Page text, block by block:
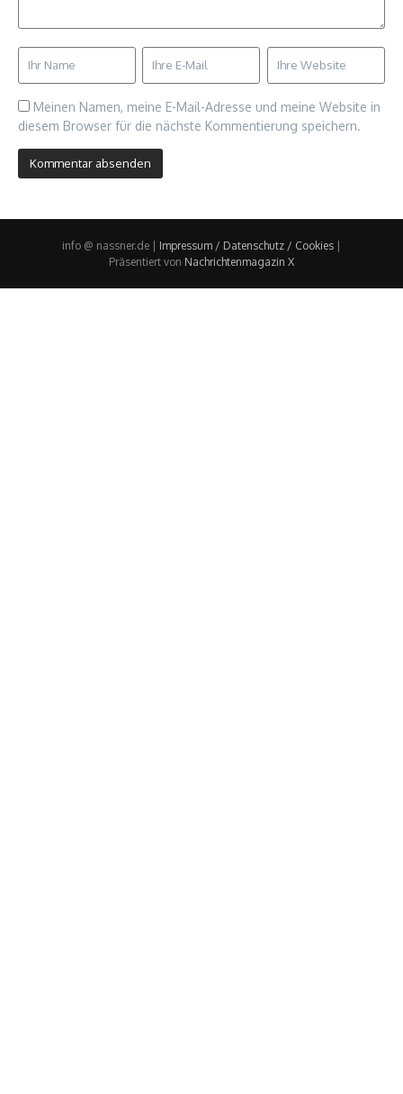
Meinen Namen, meine E-Mail-Adresse und meine Website in
diesem Browser für die nächste Kommentierung speichern.
info @ nassner.de | Impressum / Datenschutz / Cookies
Präsentiert von Nachrichtenmagazin X